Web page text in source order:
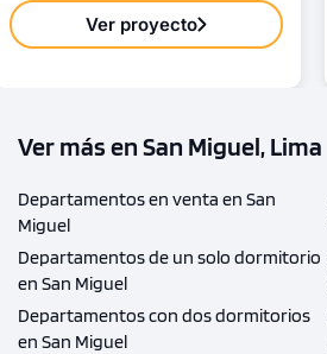
Ver proyecto
Ver más en San Miguel, Lima
Departamentos en venta en San
Miguel
Departamentos de un solo dormitorio
en San Miguel
Departamentos con dos dormitorios
en San Miguel